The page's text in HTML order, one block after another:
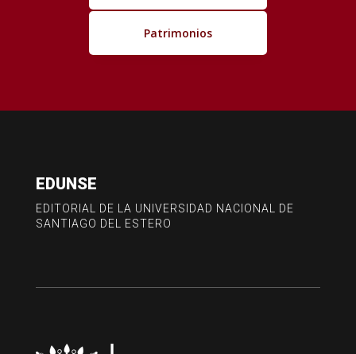
Patrimonios
EDUNSE
EDITORIAL DE LA UNIVERSIDAD NACIONAL DE
SANTIAGO DEL ESTERO